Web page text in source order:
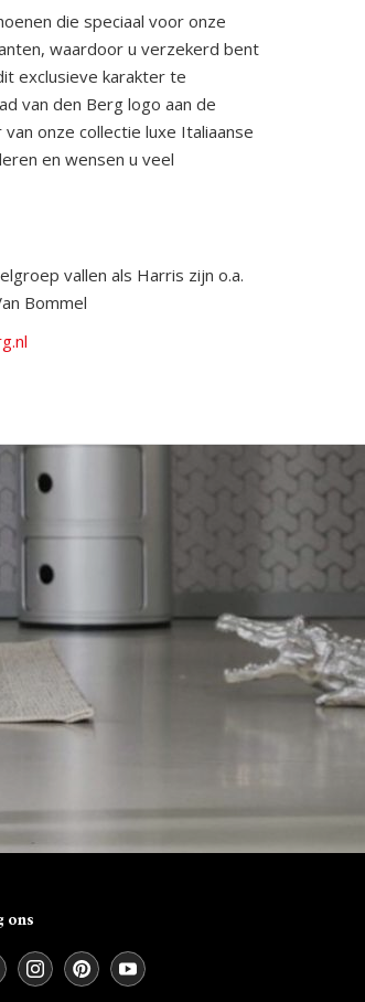
die speciaal voor onze
waardoor u verzekerd bent
exclusieve karakter te
van den Berg logo aan de
onze collectie luxe Italiaanse
en wensen u veel
vallen als Harris zijn o.a.
Bommel
ons